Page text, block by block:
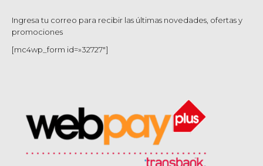
Ingresa tu correo para recibir las últimas novedades, ofertas y
promociones
[mc4wp_form id=»32727″]